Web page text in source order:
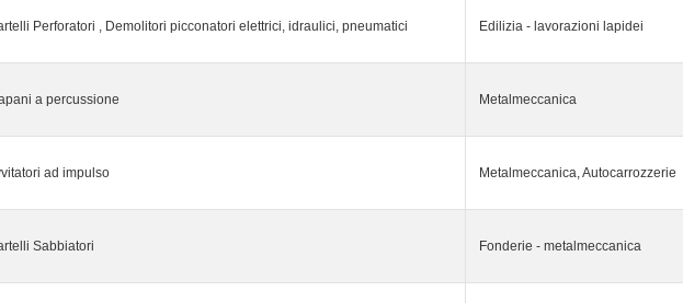
Perforatori , Demolitori picconatori elettrici, idraulici, pneumatici Edilizia - lavorazioni lapidei
a percussione Metalmeccanica
ad impulso Metalmeccanica, Autocarrozzerie
Sabbiatori Fonderie - metalmeccanica